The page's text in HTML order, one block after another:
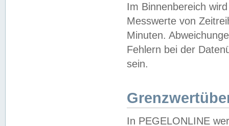
Im Binnenbereich
Messwerte von
Minuten.
Fehlern bei der
sein.
In PEGELONLINE